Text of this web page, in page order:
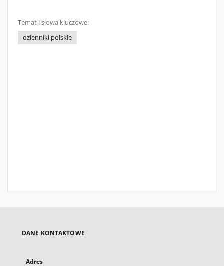
Temat i słowa kluczowe:
dzienniki polskie
DANE KONTAKTOWE
Adres